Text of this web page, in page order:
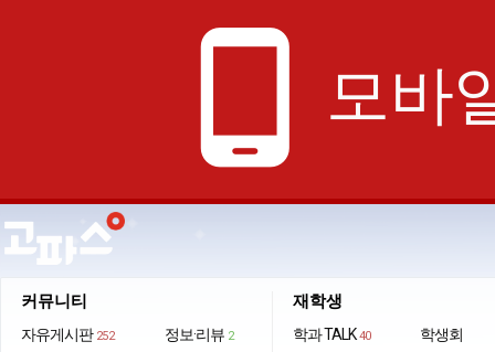
phone_android 모바
커뮤니티
자유게시판 252 정보·리뷰 2
재학생
학과 TALK 40
학생회